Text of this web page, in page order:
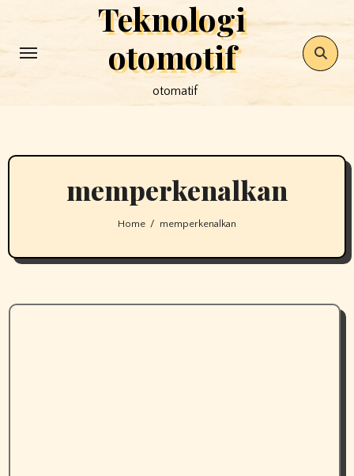
content
Teknologi
otomotif
otomatif
memperkenalkan
Home memperkenalkan